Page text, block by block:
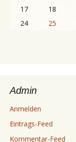
17
18
24
25
Admin
Anmelden
Eintrags-Feed
Kommentar-Feed